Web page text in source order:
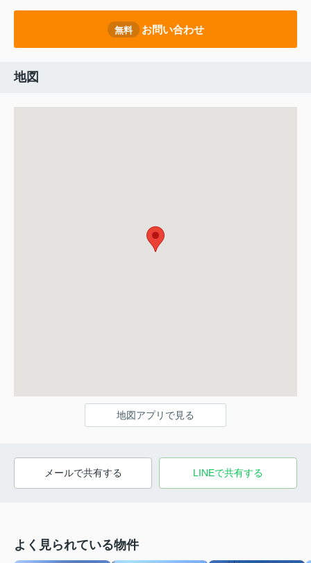
無料 お問い合わせ
地図
地図アプリで見る
メールで共有する LINEで共有する
よく見られている物件